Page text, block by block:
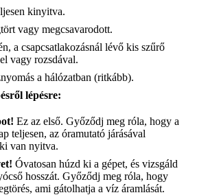
kinyitva.
vagy megcsavarodott.
a csapcsatlakozásnál lévő kis szűrő
vagy rozsdával.
a hálózatban (ritkább).
lépésre:
Ez az első. Győződj meg róla, hogy a
teljesen, az óramutató járásával
van nyitva.
Óvatosan húzd ki a gépet, és vizsgáld
hosszát. Győződj meg róla, hogy
ami gátolhatja a víz áramlását.